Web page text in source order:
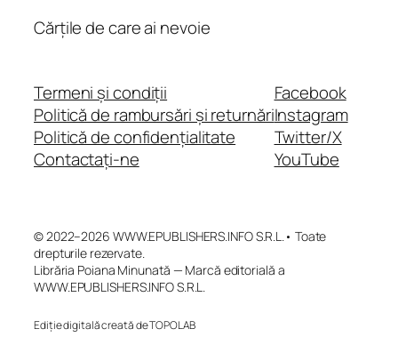
Cărțile de care ai nevoie
Termeni și condiții
Politică de rambursări și returnări
Politică de confidențialitate
Contactați-ne
Facebook
Instagram
Twitter/X
YouTube
© 2022–2026 WWW.EPUBLISHERS.INFO S.R.L.• Toate
drepturile rezervate.
Librăria Poiana Minunată — Marcă editorială a
WWW.EPUBLISHERS.INFO S.R.L.
Ediție digitală creată de TOPOLAB